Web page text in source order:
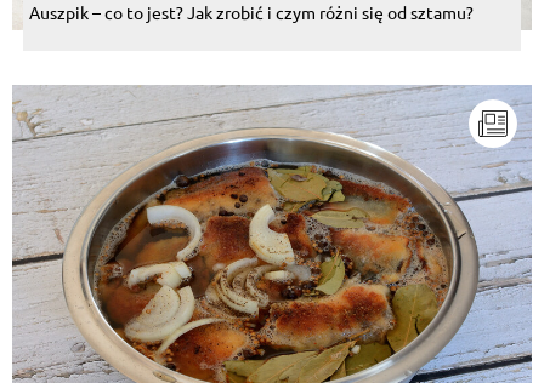
Auszpik – co to jest? Jak zrobić i czym różni się od sztamu?